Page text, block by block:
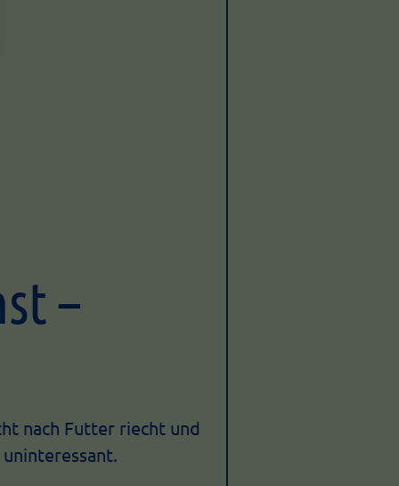
–
nach Futter riecht und